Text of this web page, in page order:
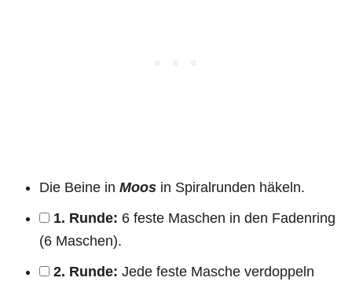
Die Beine in Moos in Spiralrunden häkeln.
1. Runde: 6 feste Maschen in den Fadenring
(6 Maschen).
2. Runde: Jede feste Masche verdoppeln